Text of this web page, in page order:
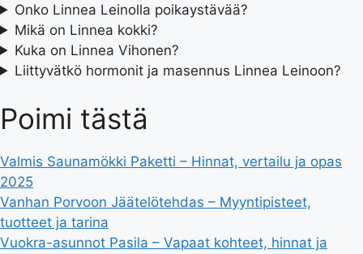
Onko Linnea Leinolla poikaystävää?
Mikä on Linnea kokki?
Kuka on Linnea Vihonen?
Liittyvätkö hormonit ja masennus Linnea Leinoon?
Poimi tästä
Valmis Saunamökki Paketti – Hinnat, vertailu ja opas
2025
Vanhan Porvoon Jäätelötehdas – Myyntipisteet,
tuotteet ja tarina
Vuokra-asunnot Pasila – Vapaat kohteet, hinnat ja